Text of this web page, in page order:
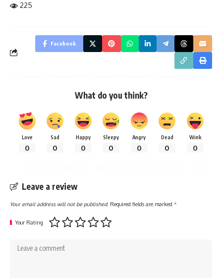
225
Facebook
What do you think?
Love
0
Sad
0
Happy
0
Sleepy
0
Angry
0
Dead
0
Wink
0
Leave a review
Your email address will not be published. Required fields are marked *
Your Rating